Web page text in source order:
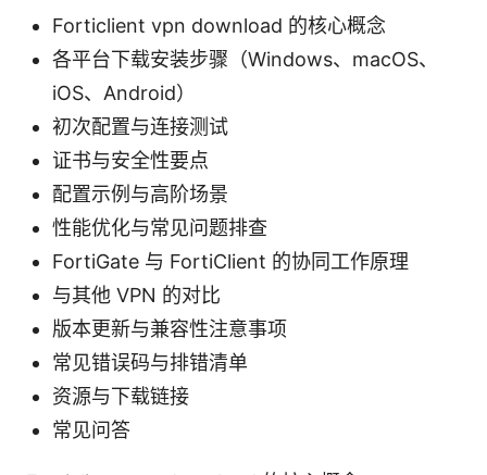
Forticlient vpn download 的核心概念
各平台下载安装步骤（Windows、macOS、
iOS、Android）
初次配置与连接测试
证书与安全性要点
配置示例与高阶场景
性能优化与常见问题排查
FortiGate 与 FortiClient 的协同工作原理
与其他 VPN 的对比
版本更新与兼容性注意事项
常见错误码与排错清单
资源与下载链接
常见问答